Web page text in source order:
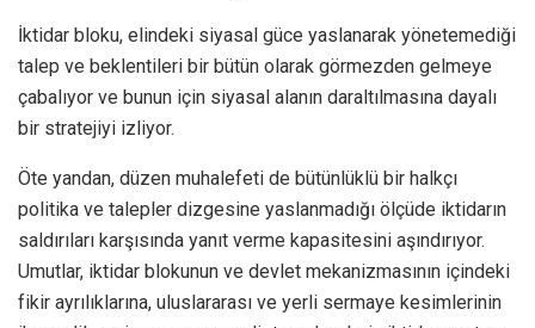
İktidar bloku, elindeki siyasal güce yaslanarak yönetemediği
talep ve beklentileri bir bütün olarak görmezden gelmeye
çabalıyor ve bunun için siyasal alanın daraltılmasına dayalı
bir stratejiyi izliyor.
Öte yandan, düzen muhalefeti de bütünlüklü bir halkçı
politika ve talepler dizgesine yaslanmadığı ölçüde iktidarın
saldırıları karşısında yanıt verme kapasitesini aşındırıyor.
Umutlar, iktidar blokunun ve devlet mekanizmasının içindeki
fikir ayrılıklarına, uluslararası ve yerli sermaye kesimlerinin